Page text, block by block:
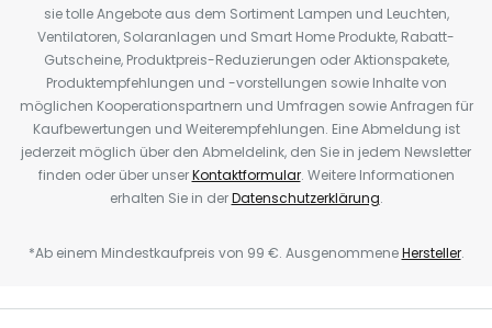
sie tolle Angebote aus dem Sortiment Lampen und Leuchten,
Ventilatoren, Solaranlagen und Smart Home Produkte, Rabatt-
Gutscheine, Produktpreis-Reduzierungen oder Aktionspakete,
Produktempfehlungen und -vorstellungen sowie Inhalte von
möglichen Kooperationspartnern und Umfragen sowie Anfragen für
Kaufbewertungen und Weiterempfehlungen. Eine Abmeldung ist
jederzeit möglich über den Abmeldelink, den Sie in jedem Newsletter
finden oder über unserKontaktformular. Weitere Informationen
erhalten Sie in derDatenschutzerklärung.
*Ab einem Mindestkaufpreis von 99 €. AusgenommeneHersteller.